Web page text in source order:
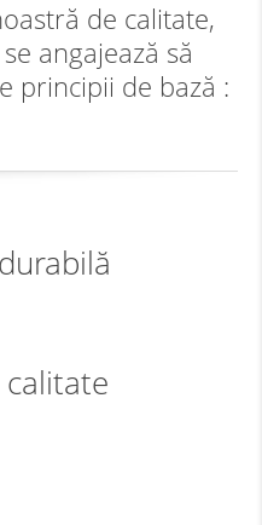
de calitate,
angajează să
principii de bază :